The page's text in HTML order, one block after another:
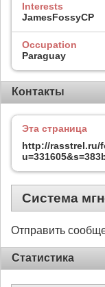
Interests
JamesFossyCP
Occupation
Paraguay
Контакты
Эта страница
http://rasstrel.ru/
Система
Отправить
Статистика